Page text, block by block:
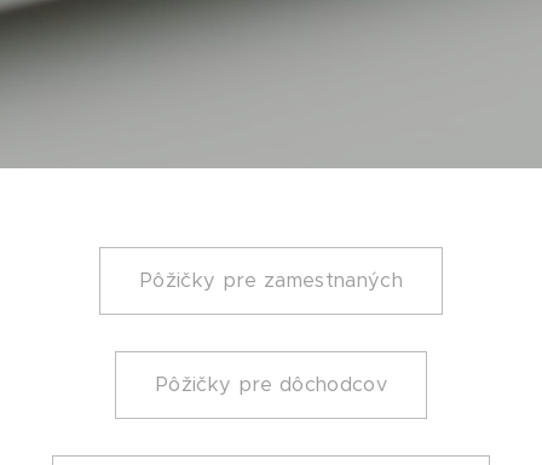
Pôžičky pre zamestnaných
Pôžičky pre dôchodcov